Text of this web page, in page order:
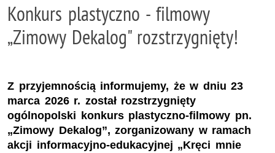
Konkurs plastyczno - filmowy
„Zimowy Dekalog" rozstrzygnięty!
Z przyjemnością informujemy, że w dniu 23
marca 2026 r. został rozstrzygnięty
ogólnopolski konkurs plastyczno-filmowy pn.
„Zimowy Dekalog”, zorganizowany w ramach
akcji informacyjno-edukacyjnej „Kręci mnie